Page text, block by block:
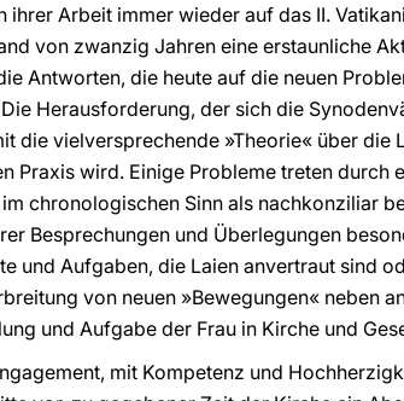
ihrer Arbeit immer wieder auf das II.
von zwanzig Jahren eine erstaunliche
Antworten, die heute auf die neuen
Herausforderung, der sich die
die vielversprechende »Theorie« über die
Praxis wird. Einige Probleme treten durch
chronologischen Sinn als nachkonziliar
Besprechungen und Überlegungen
und Aufgaben, die Laien anvertraut sind
von neuen »Bewegungen« neben
und Aufgabe der Frau in Kirche und
mit Kompetenz und